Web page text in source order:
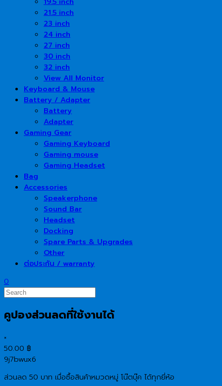
21.5 inch
23 inch
24 inch
27 inch
30 inch
32 inch
View All Monitor
Keyboard & Mouse
Battery / Adapter
Battery
Adapter
Gaming Gear
Gaming Keyboard
Gaming mouse
Gaming Headset
Bag
Accessories
Speakerphone
Sound Bar
Headset
Docking
Spare Parts & Upgrades
Other
ต่อประกัน / warranty
0
คูปองส่วนลดที่ใช้งานได้
×
50.00 ฿
9j7bwux6
ส่วนลด 50 บาท เมื่อซื้อสินค้าหมวดหมู่ โน๊ตบุ๊ค ได้ทุกยี่ห้อ